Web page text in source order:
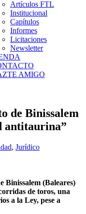
Artículos FTL
Institucional
Capítulos
Informes
Licitaciones
Newsletter
AMIGO
de Binissalem
antitaurina”
, Jurídico
Binissalem (Baleares)
de toros, una
a la Ley, pese a